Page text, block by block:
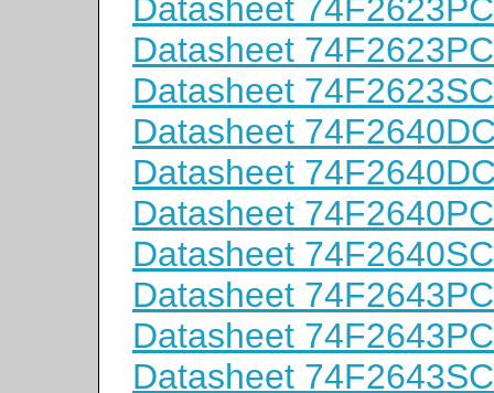
Datasheet
Datasheet
Datasheet
Datasheet
Datasheet
Datasheet
Datasheet
Datasheet
Datasheet
Datasheet